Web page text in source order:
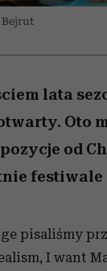
lata
Oto
od
pisaliśmy
I want